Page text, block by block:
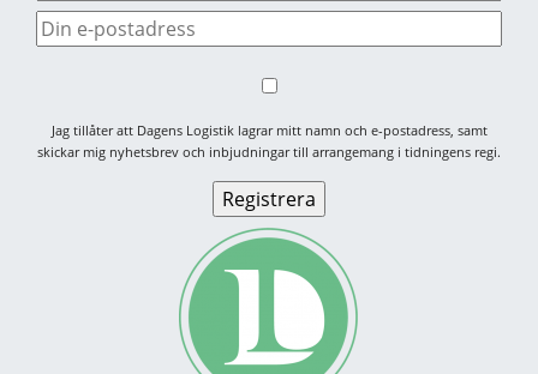
Jag tillåter att Dagens Logistik lagrar mitt namn och e-postadress, samt
skickar mig nyhetsbrev och inbjudningar till arrangemang i tidningens regi.